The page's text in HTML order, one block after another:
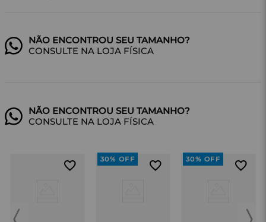
CONSULTE NA LOJA FÍSICA
CONSULTE NA LOJA FÍSICA
30% OFF 30% OFF